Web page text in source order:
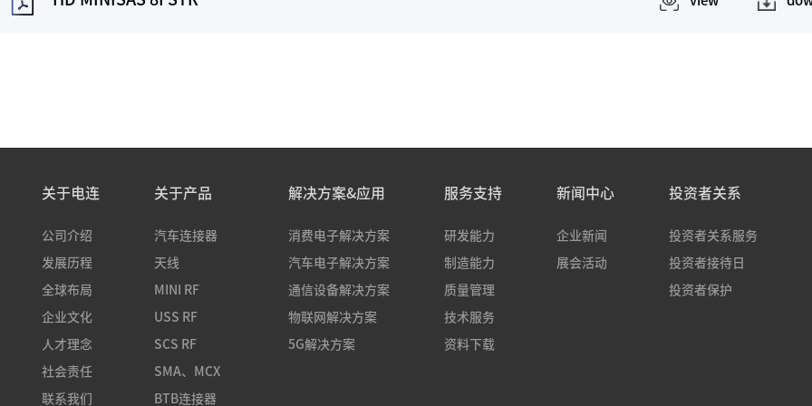
关于电连
公司介绍
发展历程
全球布局
企业文化
人才理念
社会责任
联系我们
关于产品
汽车连接器
天线
MINI RF
USS RF
SCS RF
SMA、MCX
BTB连接器
解决方案&应用
消费电子解决方案
汽车电子解决方案
通信设备解决方案
物联网解决方案
5G解决方案
服务支持
研发能力
制造能力
质量管理
技术服务
资料下载
新闻中心
企业新闻
展会活动
投资者关系
投资者关系服务
投资者接待日
投资者保护